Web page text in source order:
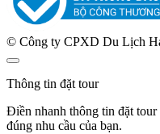
© Công ty CPXD Du Lịch
Thông tin đặt tour
Điền nhanh thông tin đặt
đúng nhu cầu của bạn.